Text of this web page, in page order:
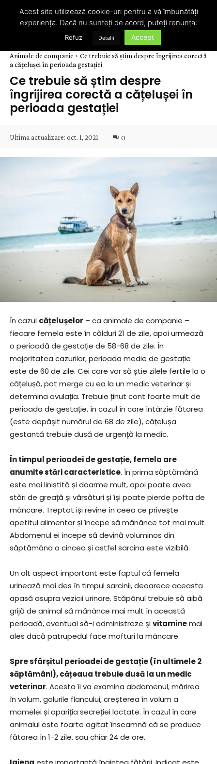
Animale de companie
Ce trebuie să știm despre îngrijirea corectă
a cățelușei în perioada gestației
Ce trebuie să știm despre
îngrijirea corectă a cățelușei în
perioada gestației
Ultima actualizare: oct. 1, 2021 0
În cazul cățelușelor – ca animale de companie –
fiecare femela este în călduri 21 de zile, apoi urmează
o perioadă de gestație de 58-68 de zile. În
majoritatea cazurilor, perioada medie de gestație
este de 60 de zile. Cei care vor să știe zilele fertile la o
cățelușă, pot merge cu ea la un medic veterinar și
determina ovulația. Trebuie ținut cont foarte mult de
perioada de gestație, în cazul în care întârzie fătarea
(este depășit numărul de 68 de zile), câțelușa
gestantă trebuie dusă de urgență la medic.
În timpul perioadei de gestație, femela are
anumite stări caracteristice. În prima săptămână
este mai liniștită și doarme mult, apoi poate avea
stări de greață și vărsături și își poate pierde pofta de
mâncare. Treptat iși revine în ceea ce privește
apetitul alimentar și începe să mănânce tot mai mult.
Abdomenul ei începe să devină voluminos din
săptămâna a cincea și astfel sarcina este vizibilă.
Un alt aspect important este faptul că femela
urinează mai des în timpul sarcinii, deoarece aceasta
apasă asupra vezicii urinare. Stăpânul trebuie să aibă
grijă de animal să mănânce mai mult în această
perioadă, eventual să-i administreze șivitaminemai
ales dacă patrupedul face mofturi la mâncare.
Spre sfârșitul perioadei de gestație (în ultimele 2
săptămâni), cățeaua trebuie dusă la un medic
veterinar. Acesta îi va examina abdomenul, mărirea
în volum, golurile flancului, creșterea în volum a
mamelei și apariția secreției lactate. În cazul în care
animalul este foarte agitat înseamnă că se produce
fătarea în 1-2 zile, sau chiar 24 de ore.
Acest site utilizează cookie-uri pentru a vă îmbunătăți
experiența. Dacă nu sunteți de acord, puteți renunța:
Refuz Detalii Accept